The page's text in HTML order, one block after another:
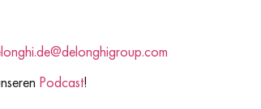
Podcast!